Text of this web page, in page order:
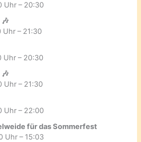
Uhr – 20:30
Uhr – 21:30
Uhr – 20:30
Uhr – 21:30
Uhr – 22:00
für das Sommerfest
Uhr – 15:03